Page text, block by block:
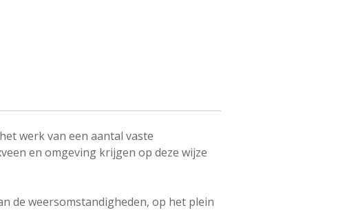
werk van een aantal vaste
en omgeving krijgen op deze wijze
de weersomstandigheden, op het plein